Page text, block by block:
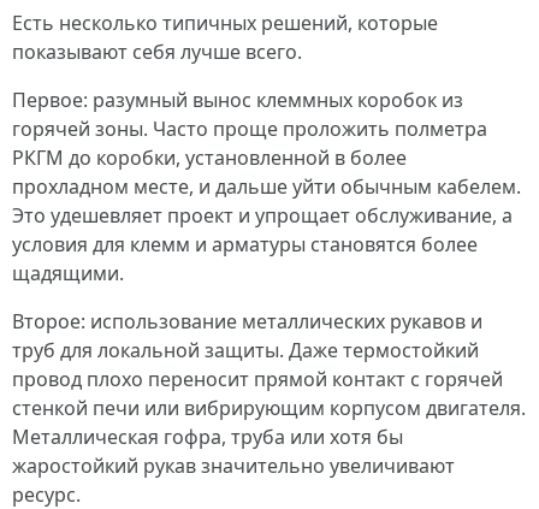
Есть несколько типичных решений, которые
показывают себя лучше всего.
Первое: разумный вынос клеммных коробок из
горячей зоны. Часто проще проложить полметра
РКГМ до коробки, установленной в более
прохладном месте, и дальше уйти обычным кабелем.
Это удешевляет проект и упрощает обслуживание, а
условия для клемм и арматуры становятся более
щадящими.
Второе: использование металлических рукавов и
труб для локальной защиты. Даже термостойкий
провод плохо переносит прямой контакт с горячей
стенкой печи или вибрирующим корпусом двигателя.
Металлическая гофра, труба или хотя бы
жаростойкий рукав значительно увеличивают
ресурс.